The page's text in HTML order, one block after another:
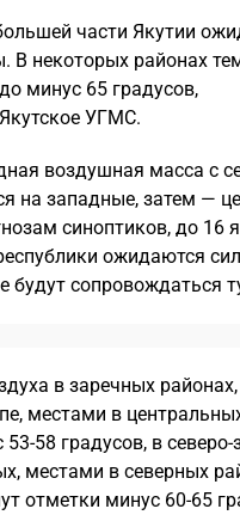
части Якутии
В некоторых районах
минус 65 градусов,
УГМС.
воздушная масса с
на западные, затем —
синоптиков, до 16
ожидаются
будут сопровождаться
в заречных
местами в
58 градусов, в
местами в северных
отметки минус 60-65